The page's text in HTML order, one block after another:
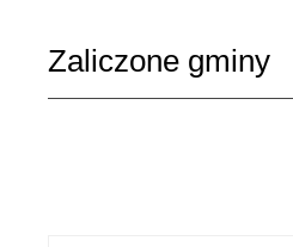
Zaliczone gminy